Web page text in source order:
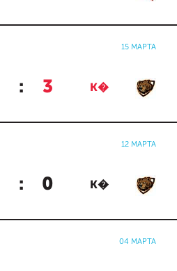
15 МАРТА
: 3 К�
12 МАРТА
: 0 К�
04 МАРТА